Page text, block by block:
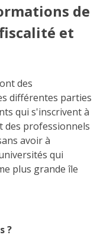
de
et
des
différentes parties
qui s'inscrivent à
des professionnels
avoir à
qui
plus grande île
?